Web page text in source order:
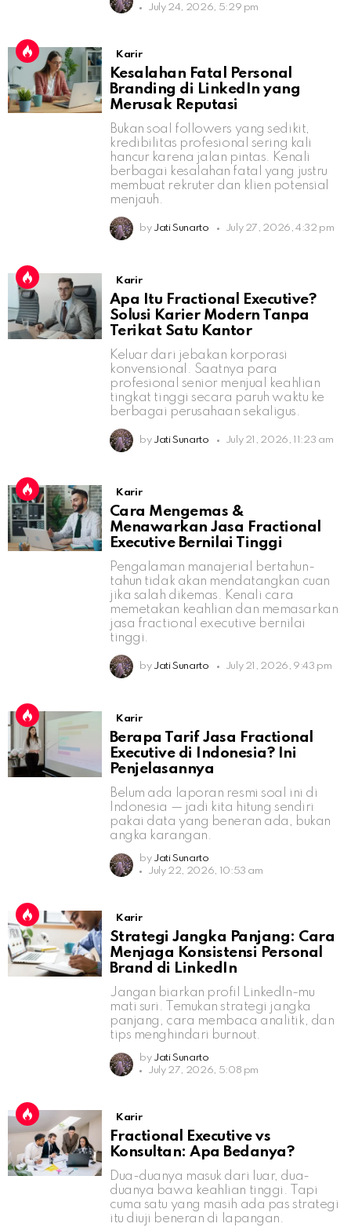
July 24, 2026, 5:29 pm
Karir
Kesalahan Fatal Personal
Branding di LinkedIn yang
Merusak Reputasi
Bukan soal followers yang sedikit,
kredibilitas profesional sering kali
hancur karena jalan pintas. Kenali
berbagai kesalahan fatal yang justru
membuat rekruter dan klien potensial
menjauh.
by Jati Sunarto July 27, 2026, 4:32 pm
Karir
Apa Itu Fractional Executive?
Solusi Karier Modern Tanpa
Terikat Satu Kantor
Keluar dari jebakan korporasi
konvensional. Saatnya para
profesional senior menjual keahlian
tingkat tinggi secara paruh waktu ke
berbagai perusahaan sekaligus.
by Jati Sunarto July 21, 2026, 11:23 am
Karir
Cara Mengemas &
Menawarkan Jasa Fractional
Executive Bernilai Tinggi
Pengalaman manajerial bertahun-
tahun tidak akan mendatangkan cuan
jika salah dikemas. Kenali cara
memetakan keahlian dan memasarkan
jasa fractional executive bernilai
tinggi.
by Jati Sunarto July 21, 2026, 9:43 pm
Karir
Berapa Tarif Jasa Fractional
Executive di Indonesia? Ini
Penjelasannya
Belum ada laporan resmi soal ini di
Indonesia — jadi kita hitung sendiri
pakai data yang beneran ada, bukan
angka karangan.
by Jati Sunarto
July 22, 2026, 10:53 am
Karir
Strategi Jangka Panjang: Cara
Menjaga Konsistensi Personal
Brand di LinkedIn
Jangan biarkan profil LinkedIn-mu
mati suri. Temukan strategi jangka
panjang, cara membaca analitik, dan
tips menghindari burnout.
by Jati Sunarto
July 27, 2026, 5:08 pm
Karir
Fractional Executive vs
Konsultan: Apa Bedanya?
Dua-duanya masuk dari luar, dua-
duanya bawa keahlian tinggi. Tapi
cuma satu yang masih ada pas strategi
itu diuji beneran di lapangan.